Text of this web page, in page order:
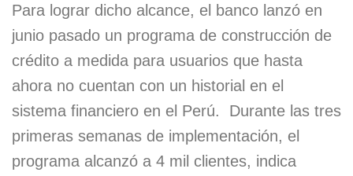
Para lograr dicho alcance, el banco lanzó en
junio pasado un programa de construcción de
crédito a medida para usuarios que hasta
ahora no cuentan con un historial en el
sistema financiero en el Perú. Durante las tres
primeras semanas de implementación, el
programa alcanzó a 4 mil clientes, indica